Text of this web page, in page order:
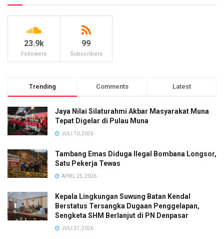
23.9k
Followers
99
Subscribers
Trending Comments Latest
Jaya Nilai Silaturahmi Akbar Masyarakat Muna
Tepat Digelar di Pulau Muna
JULI 10, 2026
Tambang Emas Diduga Ilegal Bombana Longsor,
Satu Pekerja Tewas
APRIL 25, 2026
Kepala Lingkungan Suwung Batan Kendal
Berstatus Tersangka Dugaan Penggelapan,
Sengketa SHM Berlanjut di PN Denpasar
JULI 27, 2026